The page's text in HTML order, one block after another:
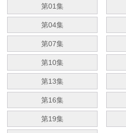
第01集
第04集
第07集
第10集
第13集
第16集
第19集